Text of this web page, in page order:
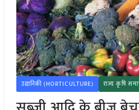
उद्यानिकी (HORTICULTURE) राज्य कृषि